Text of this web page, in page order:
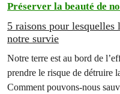
Préserver la beauté de
5 raisons pour lesquelles
notre survie
Notre terre est au bord de
prendre le risque de détruire
Comment pouvons-nous